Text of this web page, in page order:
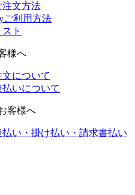
文方法
ご利用方法
ト
様へ
について
いについて
客様へ
い・掛け払い・請求書払い